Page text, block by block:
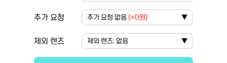
추가 요청 추가 요청 없음 (+0원) ▼
제외 렌즈 제외 렌즈: 없음 ▼